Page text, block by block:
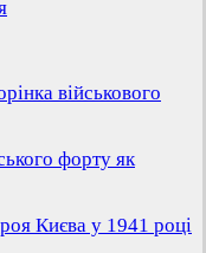
військового
форту як
Києва у 1941 році